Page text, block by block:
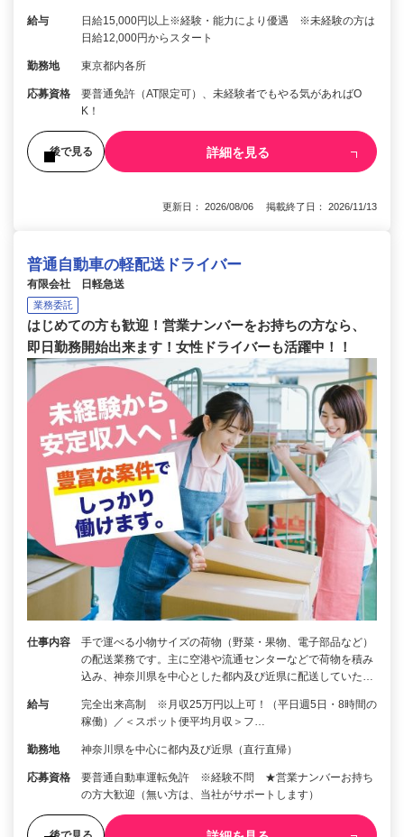
給与
日給15,000円以上※経験・能力により優遇 ※未経験の方は
日給12,000円からスタート
勤務地 東京都内各所
応募資格
要普通免許（AT限定可）、未経験者でもやる気があればO
K！
後で見る 詳細を見る
更新日： 2026/08/06 掲載終了日： 2026/11/13
普通自動車の軽配送ドライバー
有限会社 日軽急送
業務委託
はじめての方も歓迎！営業ナンバーをお持ちの方なら、
即日勤務開始出来ます！女性ドライバーも活躍中！！
仕事内容
手で運べる小物サイズの荷物（野菜・果物、電子部品など）
の配送業務です。主に空港や流通センターなどで荷物を積み
込み、神奈川県を中心とした都内及び近県に配送していた…
給与
完全出来高制 ※月収25万円以上可！（平日週5日・8時間の
稼働）／＜スポット便平均月収＞フ…
勤務地 神奈川県を中心に都内及び近県（直行直帰）
応募資格
要普通自動車運転免許 ※経験不問 ★営業ナンバーお持ち
の方大歓迎（無い方は、当社がサポートします）